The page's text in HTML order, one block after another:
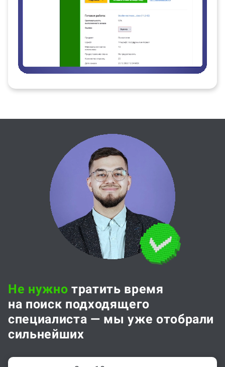
Не нужно тратить время
на поиск подходящего
специалиста — мы уже отобрали
сильнейших